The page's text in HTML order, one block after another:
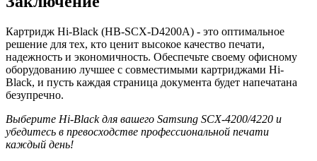
Картридж Hi-Black (HB-SCX-D4200A) - это оптимальное
решение для тех, кто ценит высокое качество печати,
надежность и экономичность. Обеспечьте своему офисному
оборудованию лучшее с совместимыми картриджами Hi-
Black, и пусть каждая страница документа будет напечатана
безупречно.
Выберите Hi-Black для вашего Samsung SCX-4200/4220 и
убедитесь в превосходстве профессиональной печати
каждый день!